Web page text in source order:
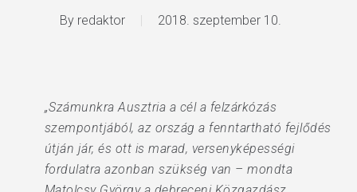
By redaktor 2018. szeptember 10.
„Számunkra Ausztria a cél a felzárkózás
szempontjából, az ország a fenntartható fejlődés
útján jár, és ott is marad, versenyképességi
fordulatra azonban szükség van – mondta